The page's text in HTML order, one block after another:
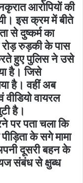
आरोपियों की
इस क्रम में बीते
से दुष्कर्म का
रोड़ रुड़की के पास
हुए पुलिस ने उसे
है। जिसे
है। वहीं अब
वीडियो वायरल
है।
पर पता चला कि
के सगे मामा
अपनी दूसरी बहन के
संबंध से क्षुब्ध